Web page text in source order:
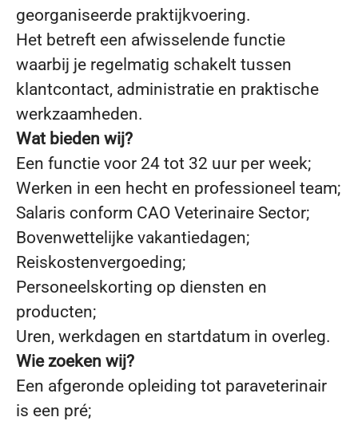
georganiseerde praktijkvoering.
Het betreft een afwisselende functie
waarbij je regelmatig schakelt tussen
klantcontact, administratie en praktische
werkzaamheden.
Wat bieden wij?
Een functie voor 24 tot 32 uur per week;
Werken in een hecht en professioneel team;
Salaris conform CAO Veterinaire Sector;
Bovenwettelijke vakantiedagen;
Reiskostenvergoeding;
Personeelskorting op diensten en
producten;
Uren, werkdagen en startdatum in overleg.
Wie zoeken wij?
Een afgeronde opleiding tot paraveterinair
is een pré;